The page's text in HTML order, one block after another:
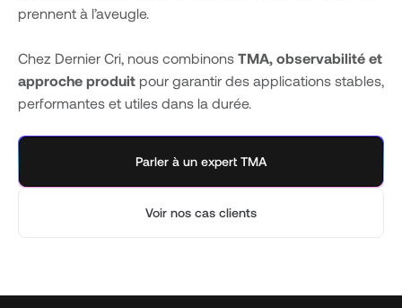
prennent à l’aveugle.
Chez Dernier Cri, nous combinons TMA, observabilité et
approche produit pour garantir des applications stables,
performantes et utiles dans la durée.
Parler à un expert TMA
Voir nos cas clients